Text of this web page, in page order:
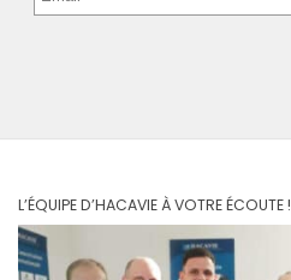
L’ÉQUIPE D’HACAVIE À VOTRE ÉCOUTE !